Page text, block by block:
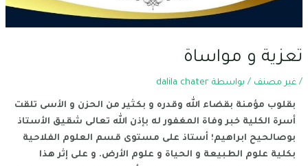
تعزية و مواساة
/ غير مصنف / بواسطة dalila chater
بقلوب مؤمنة بقضاء الله وقدره و بكثير من الحزن و الأسى تلقت
أسرة الكلية خبر وفاة المغفور له بإذن الله تعالى شقيق الأستاذ
بوصالحيح ابراهيم؛ أستاذ على مستوى قسم العلوم الفلاحية
بكلية علوم الطبيعة و الحياة و علوم الأرض. و على إثر هذا